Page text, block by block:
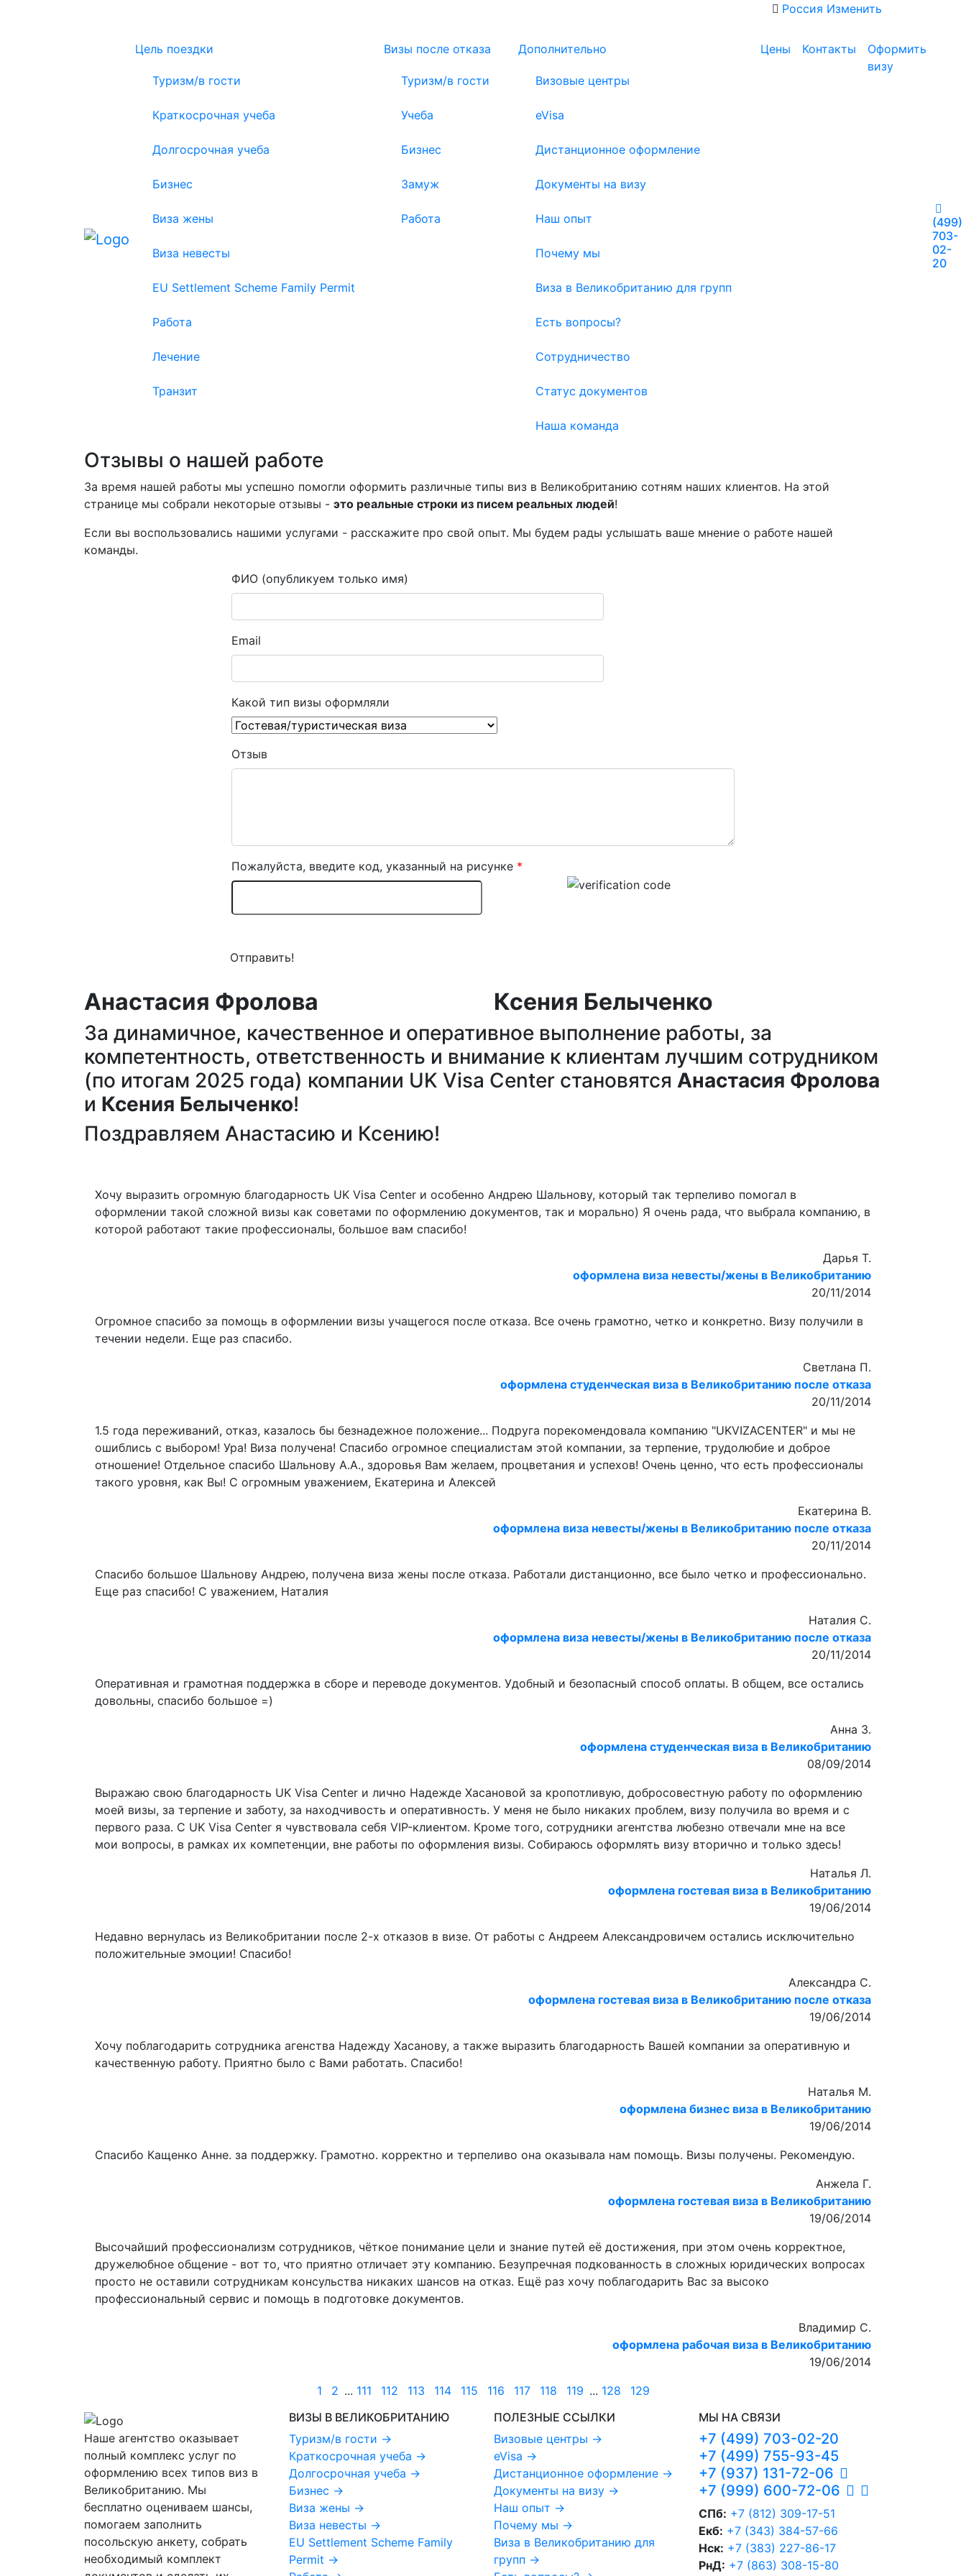
Россия Изменить
Цель поездки
Туризм/в гости
Краткосрочная учеба
Долгосрочная учеба
Бизнес
Виза жены
Виза невесты
EU Settlement Scheme Family Permit
Работа
Лечение
Транзит
Визы после отказа
Туризм/в гости
Учеба
Бизнес
Замуж
Работа
Дополнительно
Визовые центры
eVisa
Дистанционное оформление
Документы на визу
Наш опыт
Почему мы
Виза в Великобританию для групп
Есть вопросы?
Сотрудничество
Статус документов
Наша команда
Цены Контакты
Оформить
визу
(499)
703-
02-
20
Отзывы о нашей работе
За время нашей работы мы успешно помогли оформить различные типы виз в Великобританию сотням наших клиентов. На этой
странице мы собрали некоторые отзывы - это реальные строки из писем реальных людей!
Если вы воспользовались нашими услугами - расскажите про свой опыт. Мы будем рады услышать ваше мнение о работе нашей
команды.
ФИО (опубликуем только имя)
Email
Какой тип визы оформляли
Отзыв
Пожалуйста, введите код, указанный на рисунке *
Анастасия Фролова Ксения Белыченко
За динамичное, качественное и оперативное выполнение работы, за
компетентность, ответственность и внимание к клиентам лучшим сотрудником
(по итогам 2025 года) компании UK Visa Center становятся Анастасия Фролова
и Ксения Белыченко!
Поздравляем Анастасию и Ксению!
Хочу выразить огромную благодарность UK Visa Center и особенно Андрею Шальнову, который так терпеливо помогал в
оформлении такой сложной визы как советами по оформлению документов, так и морально) Я очень рада, что выбрала компанию, в
которой работают такие профессионалы, большое вам спасибо!
Дарья Т.
оформлена виза невесты/жены в Великобританию
20/11/2014
Огромное спасибо за помощь в оформлении визы учащегося после отказа. Все очень грамотно, четко и конкретно. Визу получили в
течении недели. Еще раз спасибо.
Светлана П.
оформлена студенческая виза в Великобританию после отказа
20/11/2014
1.5 года переживаний, отказ, казалось бы безнадежное положение... Подруга порекомендовала компанию "UKVIZACENTER" и мы не
ошиблись с выбором! Ура! Виза получена! Спасибо огромное специалистам этой компании, за терпение, трудолюбие и доброе
отношение! Отдельное спасибо Шальнову А.А., здоровья Вам желаем, процветания и успехов! Очень ценно, что есть профессионалы
такого уровня, как Вы! С огромным уважением, Екатерина и Алексей
Екатерина В.
оформлена виза невесты/жены в Великобританию после отказа
20/11/2014
Спасибо большое Шальнову Андрею, получена виза жены после отказа. Работали дистанционно, все было четко и профессионально.
Еще раз спасибо! С уважением, Наталия
Наталия С.
оформлена виза невесты/жены в Великобританию после отказа
20/11/2014
Оперативная и грамотная поддержка в сборе и переводе документов. Удобный и безопасный способ оплаты. В общем, все остались
довольны, спасибо большое =)
Анна З.
оформлена студенческая виза в Великобританию
08/09/2014
Выражаю свою благодарность UK Visa Center и лично Надежде Хасановой за кропотливую, добросовестную работу по оформлению
моей визы, за терпение и заботу, за находчивость и оперативность. У меня не было никаких проблем, визу получила во время и с
первого раза. С UK Visa Center я чувствовала себя VIP-клиентом. Кроме того, сотрудники агентства любезно отвечали мне на все
мои вопросы, в рамках их компетенции, вне работы по оформления визы. Собираюсь оформлять визу вторично и только здесь!
Наталья Л.
оформлена гостевая виза в Великобританию
19/06/2014
Недавно вернулась из Великобритании после 2-х отказов в визе. От работы с Андреем Александровичем остались исключительно
положительные эмоции! Спасибо!
Александра С.
оформлена гостевая виза в Великобританию после отказа
19/06/2014
Хочу поблагодарить сотрудника агенства Надежду Хасанову, а также выразить благодарность Вашей компании за оперативную и
качественную работу. Приятно было с Вами работать. Спасибо!
Наталья М.
оформлена бизнес виза в Великобританию
19/06/2014
Спасибо Кащенко Анне. за поддержку. Грамотно. корректно и терпеливо она оказывала нам помощь. Визы получены. Рекомендую.
Анжела Г.
оформлена гостевая виза в Великобританию
19/06/2014
Высочайший профессионализм сотрудников, чёткое понимание цели и знание путей её достижения, при этом очень корректное,
дружелюбное общение - вот то, что приятно отличает эту компанию. Безупречная подкованность в сложных юридических вопросах
просто не оставили сотрудникам консульства никаких шансов на отказ. Ещё раз хочу поблагодарить Вас за высоко
профессиональный сервис и помощь в подготовке документов.
Владимир С.
оформлена рабочая виза в Великобританию
19/06/2014
1
2 ... 111 112 113 114 115 116 117 118 119 ... 128 129
Наше агентство оказывает
полный комплекс услуг по
оформлению всех типов виз в
Великобританию. Мы
бесплатно оцениваем шансы,
помогаем заполнить
посольскую анкету, собрать
необходимый комплект
ВИЗЫ В ВЕЛИКОБРИТАНИЮ
Туризм/в гости →
Краткосрочная учеба →
Долгосрочная учеба →
Бизнес →
Виза жены →
Виза невесты →
EU Settlement Scheme Family
Permit →
ПОЛЕЗНЫЕ ССЫЛКИ
Визовые центры →
eVisa →
Дистанционное оформление →
Документы на визу →
Наш опыт →
Почему мы →
Виза в Великобританию для
групп →
МЫ НА СВЯЗИ
+7 (499) 703-02-20
+7 (499) 755-93-45
+7 (937) 131-72-06
+7 (999) 600-72-06
СПб: +7 (812) 309-17-51
Екб: +7 (343) 384-57-66
Нск: +7 (383) 227-86-17
РнД: +7 (863) 308-15-80